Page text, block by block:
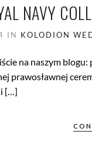
NAVY
IN KOLODION
na naszym
prawosławnej
i […]